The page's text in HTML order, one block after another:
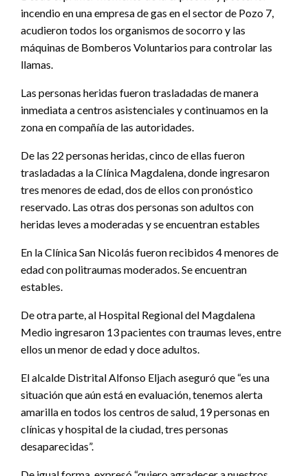
incendio en una empresa de gas en el sector de Pozo 7,
acudieron todos los organismos de socorro y las
máquinas de Bomberos Voluntarios para controlar las
llamas.
Las personas heridas fueron trasladadas de manera
inmediata a centros asistenciales y continuamos en la
zona en compañía de las autoridades.
De las 22 personas heridas, cinco de ellas fueron
trasladadas a la Clínica Magdalena, donde ingresaron
tres menores de edad, dos de ellos con pronóstico
reservado. Las otras dos personas son adultos con
heridas leves a moderadas y se encuentran estables
En la Clínica San Nicolás fueron recibidos 4 menores de
edad con politraumas moderados. Se encuentran
estables.
De otra parte, al Hospital Regional del Magdalena
Medio ingresaron 13 pacientes con traumas leves, entre
ellos un menor de edad y doce adultos.
El alcalde Distrital Alfonso Eljach aseguró que “es una
situación que aún está en evaluación, tenemos alerta
amarilla en todos los centros de salud, 19 personas en
clínicas y hospital de la ciudad, tres personas
desaparecidas”.